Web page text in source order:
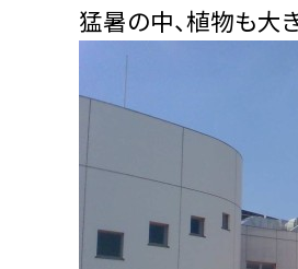
猛暑の中、植物も大